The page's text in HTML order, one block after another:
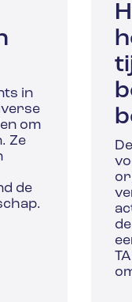
in
om
Ze
de